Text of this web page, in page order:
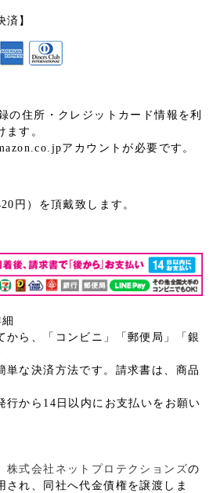
済】
の住所・クレジットカード情報を利
ます。
アカウントが必要です。
円）を頂戴致します。
から、「コンビニ」「郵便局」「銀
単な決済方法です。請求書は、商品
行から14日以内にお支払いをお願い
株式会社ネットプロテクションズの
され、同社へ代金債権を譲渡しま